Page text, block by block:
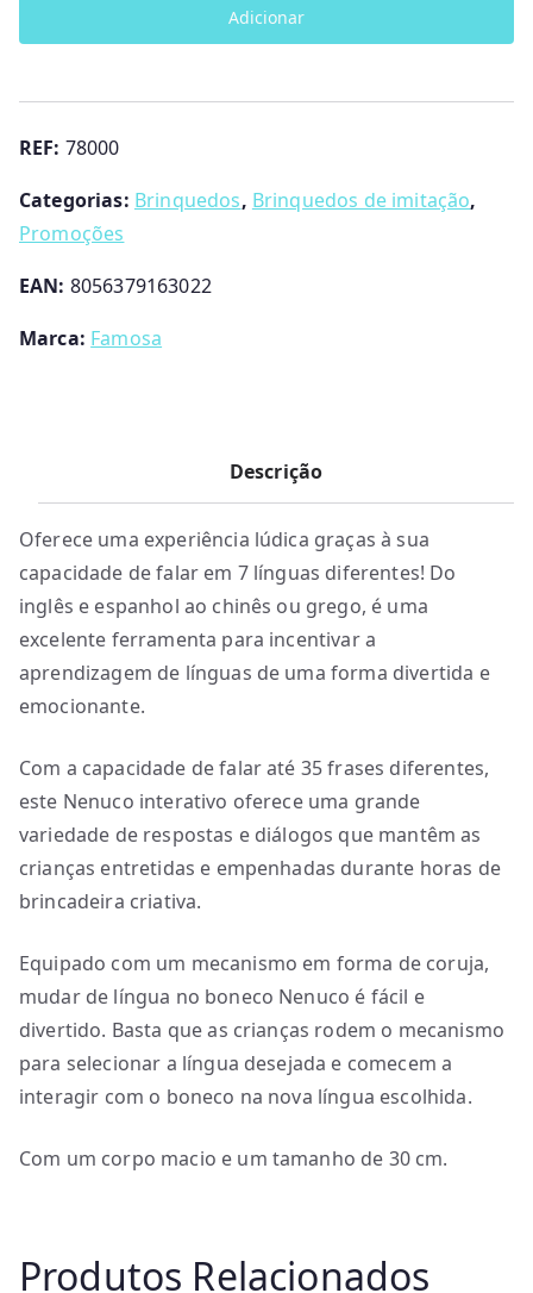
de
7
Línguas
Adicionar
REF: 78000
Categorias: Brinquedos, Brinquedos de imitação,
Promoções
EAN: 8056379163022
Marca: Famosa
Descrição
Oferece uma experiência lúdica graças à sua
capacidade de falar em 7 línguas diferentes! Do
inglês e espanhol ao chinês ou grego, é uma
excelente ferramenta para incentivar a
aprendizagem de línguas de uma forma divertida e
emocionante.
Com a capacidade de falar até 35 frases diferentes,
este Nenuco interativo oferece uma grande
variedade de respostas e diálogos que mantêm as
crianças entretidas e empenhadas durante horas de
brincadeira criativa.
Equipado com um mecanismo em forma de coruja,
mudar de língua no boneco Nenuco é fácil e
divertido. Basta que as crianças rodem o mecanismo
para selecionar a língua desejada e comecem a
interagir com o boneco na nova língua escolhida.
Com um corpo macio e um tamanho de 30 cm.
Produtos Relacionados